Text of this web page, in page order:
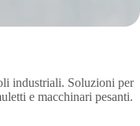
industriali. Soluzioni per
e macchinari pesanti.